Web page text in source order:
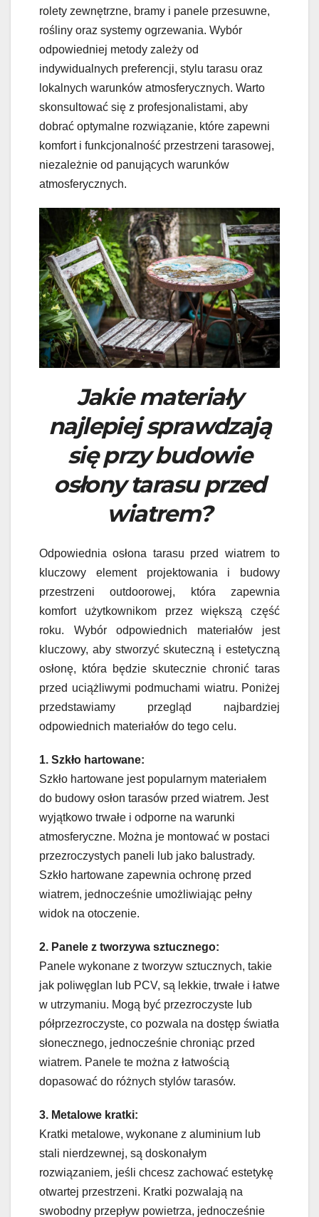
rolety zewnętrzne, bramy i panele przesuwne,
rośliny oraz systemy ogrzewania. Wybór
odpowiedniej metody zależy od
indywidualnych preferencji, stylu tarasu oraz
lokalnych warunków atmosferycznych. Warto
skonsultować się z profesjonalistami, aby
dobrać optymalne rozwiązanie, które zapewni
komfort i funkcjonalność przestrzeni tarasowej,
niezależnie od panujących warunków
atmosferycznych.
Jakie materiały
najlepiej sprawdzają
się przy budowie
osłony tarasu przed
wiatrem?
Odpowiednia osłona tarasu przed wiatrem to
kluczowy element projektowania i budowy
przestrzeni outdoorowej, która zapewnia
komfort użytkownikom przez większą część
roku. Wybór odpowiednich materiałów jest
kluczowy, aby stworzyć skuteczną i estetyczną
osłonę, która będzie skutecznie chronić taras
przed uciążliwymi podmuchami wiatru. Poniżej
przedstawiamy przegląd najbardziej
odpowiednich materiałów do tego celu.
1. Szkło hartowane:
Szkło hartowane jest popularnym materiałem
do budowy osłon tarasów przed wiatrem. Jest
wyjątkowo trwałe i odporne na warunki
atmosferyczne. Można je montować w postaci
przezroczystych paneli lub jako balustrady.
Szkło hartowane zapewnia ochronę przed
wiatrem, jednocześnie umożliwiając pełny
widok na otoczenie.
2. Panele z tworzywa sztucznego:
Panele wykonane z tworzyw sztucznych, takie
jak poliwęglan lub PCV, są lekkie, trwałe i łatwe
w utrzymaniu. Mogą być przezroczyste lub
półprzezroczyste, co pozwala na dostęp światła
słonecznego, jednocześnie chroniąc przed
wiatrem. Panele te można z łatwością
dopasować do różnych stylów tarasów.
3. Metalowe kratki:
Kratki metalowe, wykonane z aluminium lub
stali nierdzewnej, są doskonałym
rozwiązaniem, jeśli chcesz zachować estetykę
otwartej przestrzeni. Kratki pozwalają na
swobodny przepływ powietrza, jednocześnie